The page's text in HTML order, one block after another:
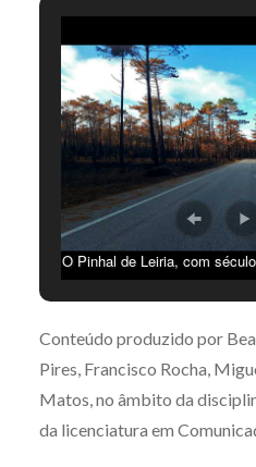
O Pinhal de Leiria, com
Conteúdo produzido por
Pires, Francisco Rocha,
Matos, no âmbito da
da licenciatura em